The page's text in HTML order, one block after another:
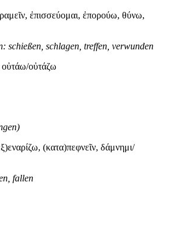
ῖν, ἐπισσεύομαι, ἐπορούω, θύνω,
schießen, schlagen, treffen, verwunden
οὐτάω/οὐτάζω
ξ)εναρίζω, (κατα)πεφνεῖν, δάμνημι/
fallen